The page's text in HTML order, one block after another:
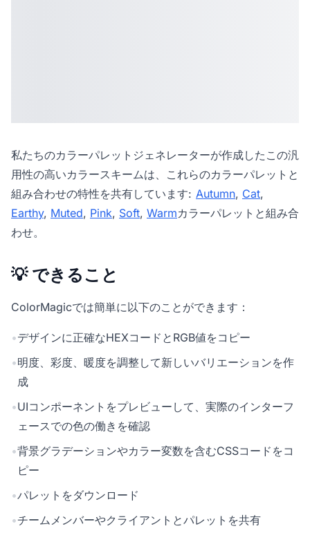
私たちのカラーパレットジェネレーターが作成したこの汎
用性の高いカラースキームは、これらのカラーパレットと
組み合わせの特性を共有しています: Autumn, Cat,
Earthy, Muted, Pink, Soft, Warmカラーパレットと組み合
わせ。
💡 できること
ColorMagicでは簡単に以下のことができます：
•デザインに正確なHEXコードとRGB値をコピー
•明度、彩度、暖度を調整して新しいバリエーションを作
成
•UIコンポーネントをプレビューして、実際のインターフ
ェースでの色の働きを確認
•背景グラデーションやカラー変数を含むCSSコードをコ
ピー
•パレットをダウンロード
•チームメンバーやクライアントとパレットを共有